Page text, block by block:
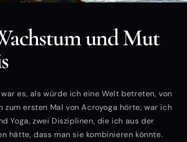
und Mut
es, als würde ich eine Welt betreten, von
ersten Mal von Acroyoga hörte, war ich
Yoga, zwei Disziplinen, die ich aus der
hätte, dass man sie kombinieren könnte.